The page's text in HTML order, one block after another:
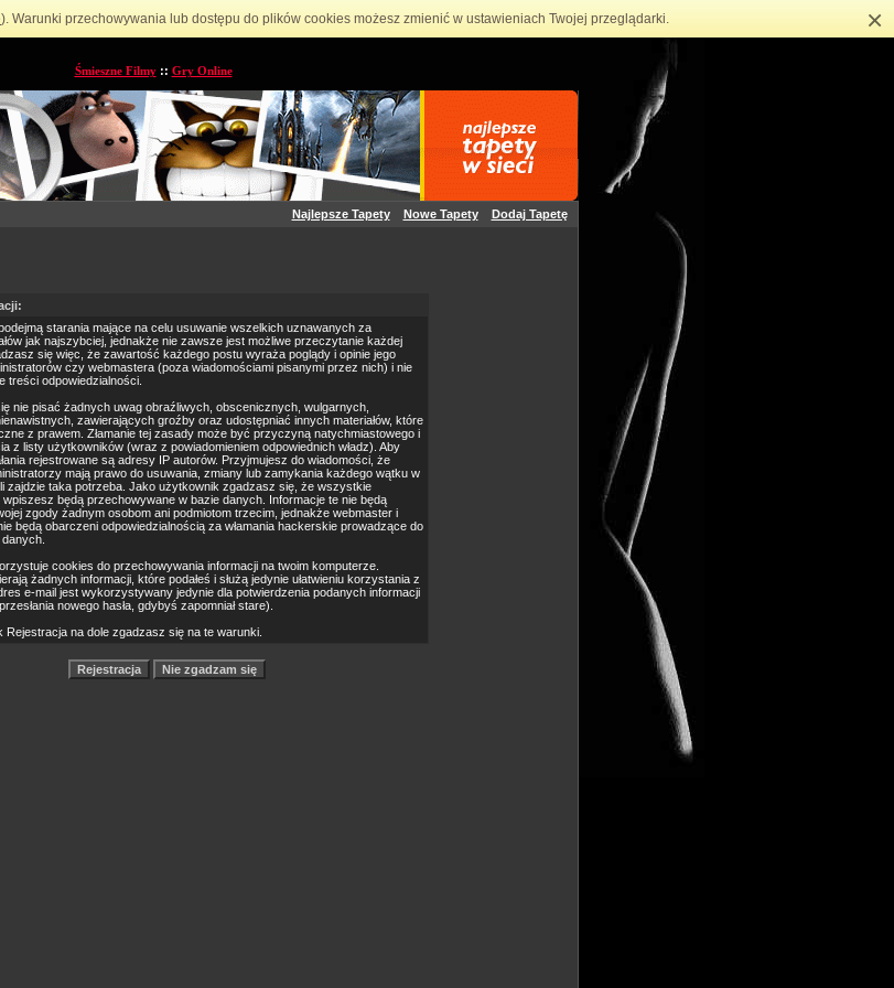
). Warunki przechowywania lub dostępu do plików cookies możesz zmienić w ustawieniach Twojej przeglądarki. ×
Śmieszne Filmy:: Gry Online
Najlepsze Tapety Nowe Tapety
Dodaj Tapetę
starania mające na celu usuwanie wszelkich uznawanych za
jak najszybciej, jednakże nie zawsze jest możliwe przeczytanie każdej
się więc, że zawartość każdego postu wyraża poglądy i opinie jego
czy webmastera (poza wiadomościami pisanymi przez nich) i nie
treści odpowiedzialności.
nie pisać żadnych uwag obraźliwych, obscenicznych, wulgarnych,
zawierających groźby oraz udostępniać innych materiałów, które
z prawem. Złamanie tej zasady może być przyczyną natychmiastowego i
z listy użytkowników (wraz z powiadomieniem odpowiednich władz). Aby
rejestrowane są adresy IP autorów. Przyjmujesz do wiadomości, że
mają prawo do usuwania, zmiany lub zamykania każdego wątku w
zajdzie taka potrzeba. Jako użytkownik zgadzasz się, że wszystkie
będą przechowywane w bazie danych. Informacje te nie będą
zgody żadnym osobom ani podmiotom trzecim, jednakże webmaster i
będą obarczeni odpowiedzialnością za włamania hackerskie prowadzące do
cookies do przechowywania informacji na twoim komputerze.
żadnych informacji, które podałeś i służą jedynie ułatwieniu korzystania z
e-mail jest wykorzystywany jedynie dla potwierdzenia podanych informacji
nowego hasła, gdybyś zapomniał stare).
Rejestracja na dole zgadzasz się na te warunki.